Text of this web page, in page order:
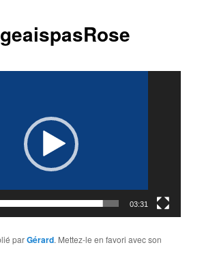
03:31
parGérard. Mettez-le en favori avec son